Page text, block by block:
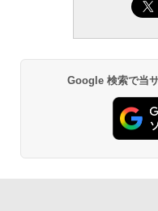
Google 検索で当